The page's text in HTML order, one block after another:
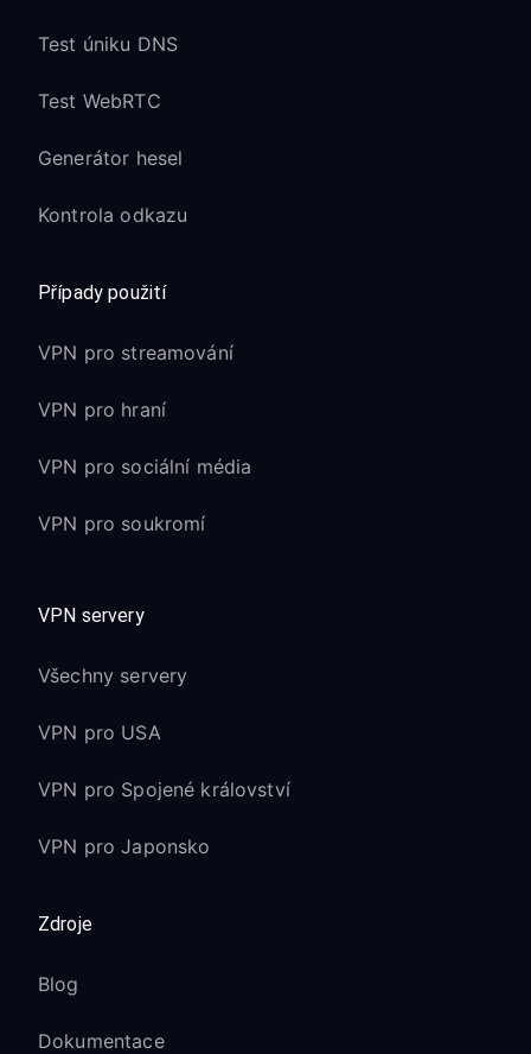
Test úniku DNS
Test WebRTC
Generátor hesel
Kontrola odkazu
Případy použití
VPN pro streamování
VPN pro hraní
VPN pro sociální média
VPN pro soukromí
VPN servery
Všechny servery
VPN pro USA
VPN pro Spojené království
VPN pro Japonsko
Zdroje
Blog
Dokumentace